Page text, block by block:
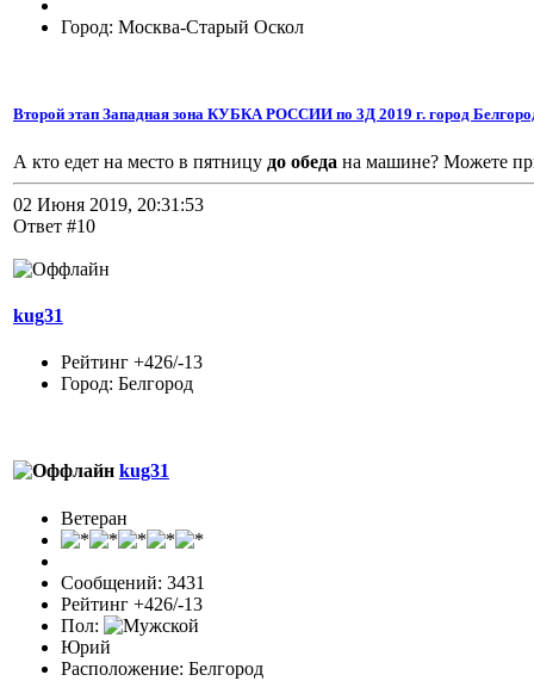
Город: Москва-Старый Оскол
Второй этап Западная зона КУБКА РОССИИ по 3Д 2019 г. город
А кто едет на место в пятницу до обеда на машине? Можете
02 Июня 2019, 20:31:53
Ответ #10
kug31
Рейтинг +426/-13
Город: Белгород
kug31
Ветеран
Сообщений: 3431
Рейтинг +426/-13
Пол:
Юрий
Расположение: Белгород